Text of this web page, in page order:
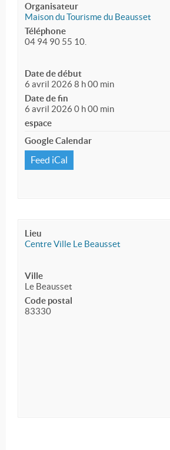
Organisateur
Maison du Tourisme du Beausset
Téléphone
04 94 90 55 10.
Date de début
6 avril 2026 8 h 00 min
Date de fin
6 avril 2026 0 h 00 min
espace
Google Calendar
Feed iCal
Lieu
Centre Ville Le Beausset
Ville
Le Beausset
Code postal
83330